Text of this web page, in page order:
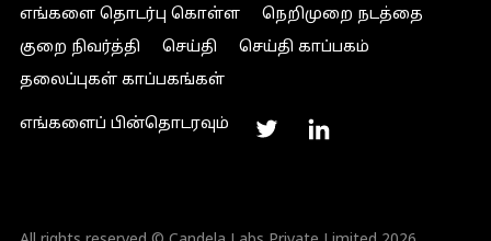
எங்களை தொடர்பு கொள்ள
நெறிமுறை நடத்தை
குறை நிவர்த்தி
செய்தி
செய்தி காப்பகம்
தலைப்புகள் காப்பகங்கள்
எங்களைப் பின்தொடரவும்